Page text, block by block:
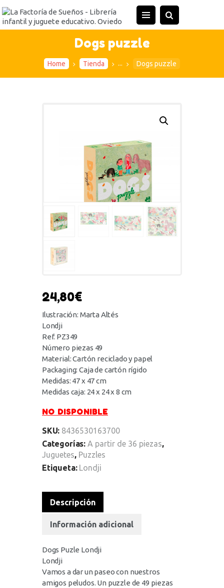
Dogs puzzle
Home Tienda ... Dogs puzzle
INICIO
TIENDA
ACTIVIDADES
24,80€
Ilustración: Marta Altés
Londji
Ref. PZ349
Número piezas 49
Material: Cartón reciclado y papel
Packaging: Caja de cartón rígido
Medidas: 47 x 47 cm
Medidas caja: 24 x 24 x 8 cm
NO DISPONIBLE
SKU: 8436530163700
Categorías: A partir de 36 piezas,
Juguetes, Puzzles
Etiqueta: Londji
Descripción
Información adicional
Dogs Puzle Londji
Londji
Vamos a dar un paseo con nuestros
amigos peludos. Un puzzle de 49 piezas